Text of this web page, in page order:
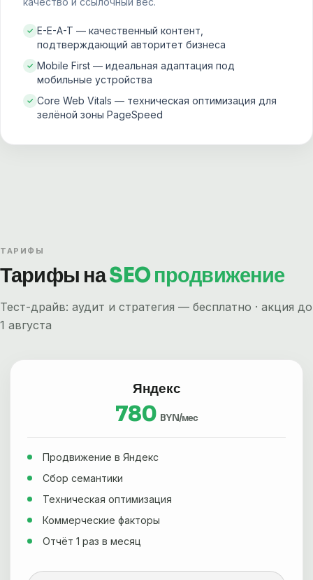
E-E-A-T — качественный контент,
подтверждающий авторитет бизнеса
Mobile First — идеальная адаптация под
мобильные устройства
Core Web Vitals — техническая оптимизация для
зелёной зоны PageSpeed
ТАРИФЫ
Тарифы наSEO продвижение
Тест-драйв: аудит и стратегия — бесплатно · акция до
1 августа
Яндекс
780 BYN/мес
Продвижение в Яндекс
Сбор семантики
Техническая оптимизация
Коммерческие факторы
Отчёт 1 раз в месяц